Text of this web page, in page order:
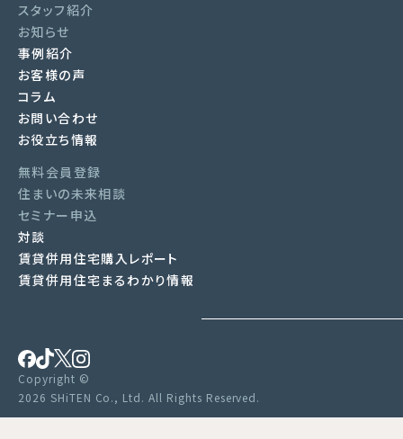
スタッフ紹介
お知らせ
事例紹介
お客様の声
コラム
お問い合わせ
お役立ち情報
無料会員登録
住まいの未来相談
セミナー申込
対談
賃貸併用住宅購入レポート
賃貸併用住宅まるわかり情報
Copyright ©
2026 SHiTEN Co., Ltd. All Rights Reserved.